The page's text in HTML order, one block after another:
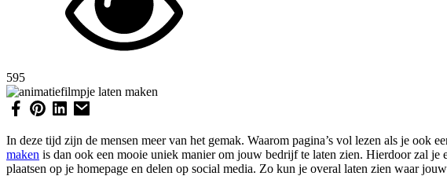
595
In deze tijd zijn de mensen meer van het gemak. Waarom pagina’s vol lezen als je
maken is dan ook een mooie uniek manier om jouw bedrijf te laten zien. Hierdoor zal
plaatsen op je homepage en delen op social media. Zo kun je overal laten zien waar